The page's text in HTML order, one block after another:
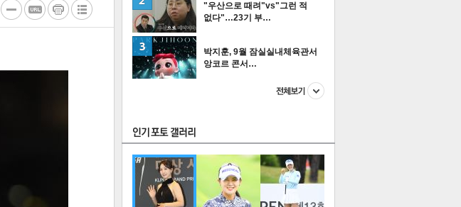
FOCUS
"우산으로 때려"vs"그런 적
없다"…23기 부…
박지훈, 9월 잠실실내체육관서
앙코르 콘서…